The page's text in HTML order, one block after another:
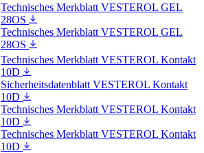
Technisches Merkblatt VESTEROL GEL
28OS
Technisches Merkblatt VESTEROL GEL
28OS
Technisches Merkblatt VESTEROL Kontakt
10D
Sicherheitsdatenblatt VESTEROL Kontakt
10D
Technisches Merkblatt VESTEROL Kontakt
10D
Technisches Merkblatt VESTEROL Kontakt
10D